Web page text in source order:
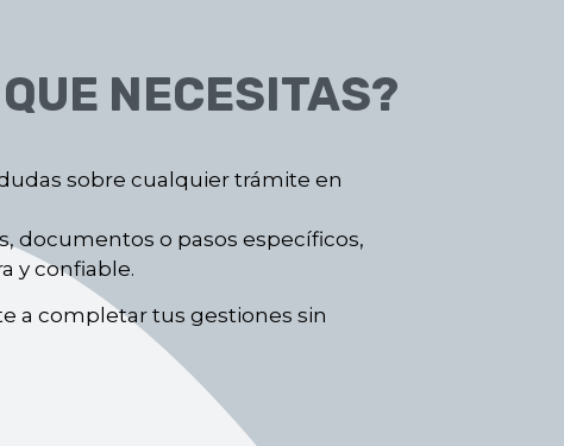
NECESITAS?
sobre cualquier trámite en
documentos o pasos específicos,
y confiable.
a completar tus gestiones sin